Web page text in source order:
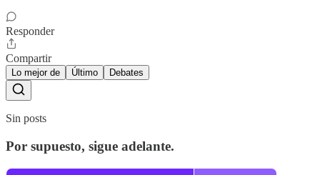
Responder
Compartir
Lo mejor de Último Debates
Sin posts
Por supuesto, sigue adelante.